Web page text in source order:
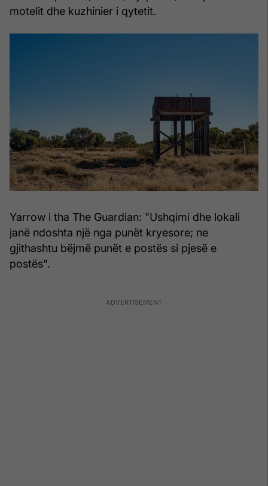
motelit dhe kuzhinier i qytetit.
Yarrow i tha The Guardian: "Ushqimi dhe lokali
janë ndoshta një nga punët kryesore; ne
gjithashtu bëjmë punët e postës si pjesë e
postës".